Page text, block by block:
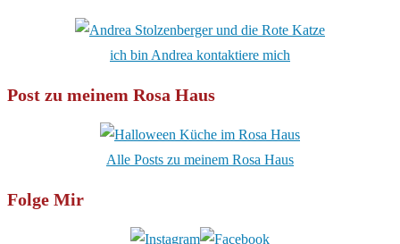
ich bin Andrea kontaktiere mich
Post zu meinem Rosa Haus
Alle Posts zu meinem Rosa Haus
Folge Mir